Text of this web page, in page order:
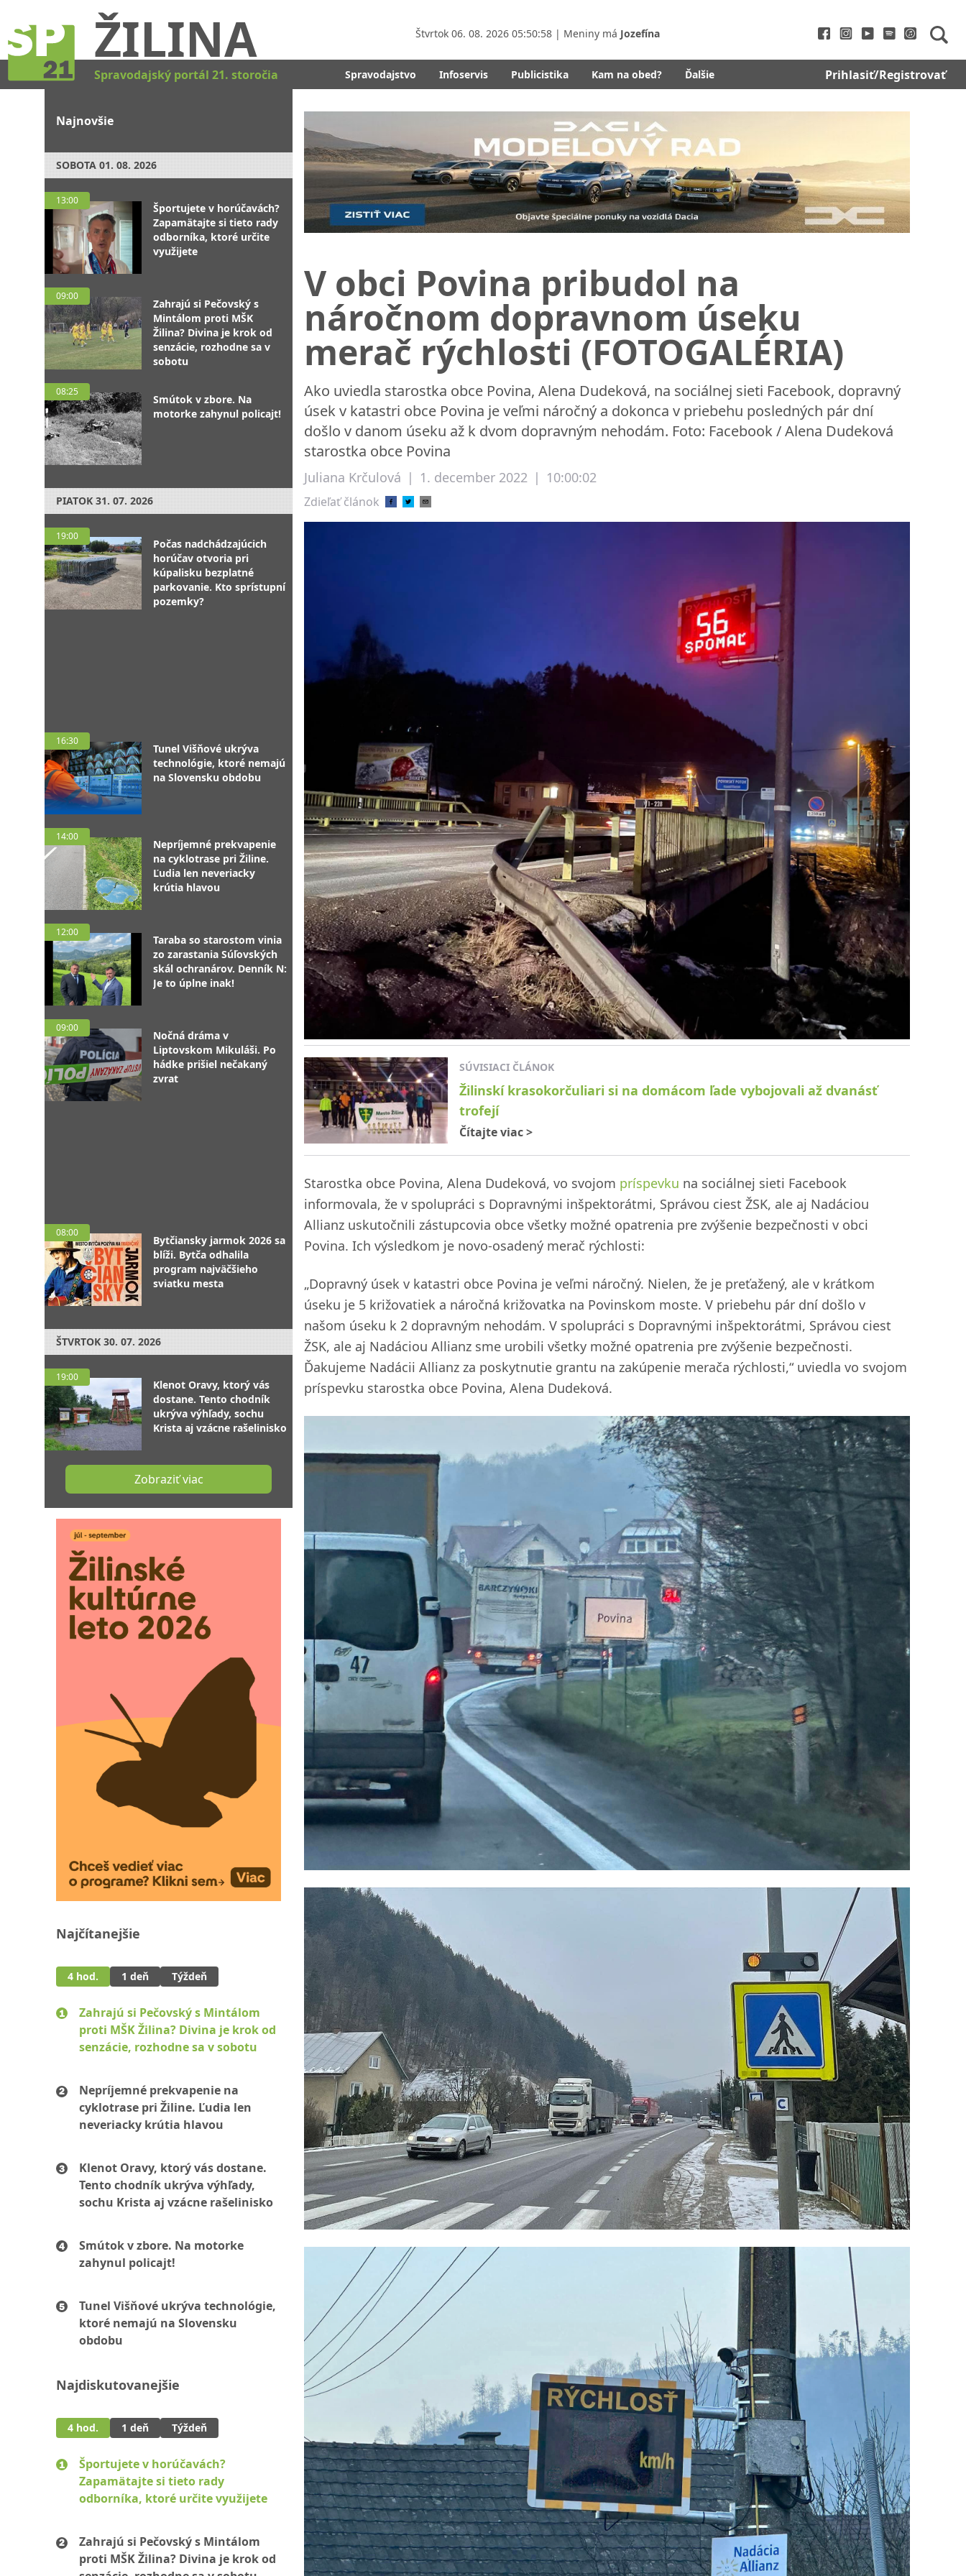
ŽILINA Štvrtok 06. 08. 2026 05:51:00 | Meniny má Jozefína
Spravodajský portál 21. storočia Spravodajstvo Infoservis Publicistika Kam na obed? Ďalšie Prihlasiť/Registrovať
Najnovšie
SOBOTA 01. 08. 2026
13:00
Športujete v horúčavách?
Zapamätajte si tieto rady
odborníka, ktoré určite
využijete
09:00
Zahrajú si Pečovský s
Mintálom proti MŠK
Žilina? Divina je krok od
senzácie, rozhodne sa v
sobotu
08:25
Smútok v zbore. Na
motorke zahynul policajt!
PIATOK 31. 07. 2026
19:00
Počas nadchádzajúcich
horúčav otvoria pri
kúpalisku bezplatné
parkovanie. Kto sprístupní
pozemky?
16:30
Tunel Višňové ukrýva
technológie, ktoré nemajú
na Slovensku obdobu
14:00
Nepríjemné prekvapenie
na cyklotrase pri Žiline.
Ľudia len neveriacky
krútia hlavou
12:00
Taraba so starostom vinia
zo zarastania Súľovských
skál ochranárov. Denník N:
Je to úplne inak!
09:00
Nočná dráma v
Liptovskom Mikuláši. Po
hádke prišiel nečakaný
zvrat
08:00
Bytčiansky jarmok 2026 sa
blíži. Bytča odhalila
program najväčšieho
sviatku mesta
ŠTVRTOK 30. 07. 2026
19:00
Klenot Oravy, ktorý vás
dostane. Tento chodník
ukrýva výhľady, sochu
Krista aj vzácne rašelinisko
Zobraziť viac
Najčítanejšie
4 hod. 1 deň Týždeň
Zahrajú si Pečovský s Mintálom
proti MŠK Žilina? Divina je krok od
senzácie, rozhodne sa v sobotu
Nepríjemné prekvapenie na
cyklotrase pri Žiline. Ľudia len
neveriacky krútia hlavou
Klenot Oravy, ktorý vás dostane.
Tento chodník ukrýva výhľady,
sochu Krista aj vzácne rašelinisko
Smútok v zbore. Na motorke
zahynul policajt!
Tunel Višňové ukrýva technológie,
ktoré nemajú na Slovensku
obdobu
Najdiskutovanejšie
4 hod. 1 deň Týždeň
Športujete v horúčavách?
Zapamätajte si tieto rady
odborníka, ktoré určite využijete
Zahrajú si Pečovský s Mintálom
proti MŠK Žilina? Divina je krok od
V obci Povina pribudol na
náročnom dopravnom úseku
merač rýchlosti (FOTOGALÉRIA)
Ako uviedla starostka obce Povina, Alena Dudeková, na sociálnej sieti Facebook, dopravný
úsek v katastri obce Povina je veľmi náročný a dokonca v priebehu posledných pár dní
došlo v danom úseku až k dvom dopravným nehodám. Foto: Facebook / Alena Dudeková
starostka obce Povina
Juliana Krčulová | 1. december 2022 | 10:00:02
Zdieľať článok
SÚVISIACI ČLÁNOK
Žilinskí krasokorčuliari si na domácom ľade vybojovali až dvanásť
trofejí
Čítajte viac>
Starostka obce Povina, Alena Dudeková, vo svojom príspevku na sociálnej sieti Facebook
informovala, že v spolupráci s Dopravnými inšpektorátmi, Správou ciest ŽSK, ale aj Nadáciou
Allianz uskutočnili zástupcovia obce všetky možné opatrenia pre zvýšenie bezpečnosti v obci
Povina. Ich výsledkom je novo-osadený merač rýchlosti:
„Dopravný úsek v katastri obce Povina je veľmi náročný. Nielen, že je preťažený, ale v krátkom
úseku je 5 križovatiek a náročná križovatka na Povinskom moste. V priebehu pár dní došlo v
našom úseku k 2 dopravným nehodám. V spolupráci s Dopravnými inšpektorátmi, Správou ciest
ŽSK, ale aj Nadáciou Allianz sme urobili všetky možné opatrenia pre zvýšenie bezpečnosti.
Ďakujeme Nadácii Allianz za poskytnutie grantu na zakúpenie merača rýchlosti,“ uviedla vo svojom
príspevku starostka obce Povina, Alena Dudeková.